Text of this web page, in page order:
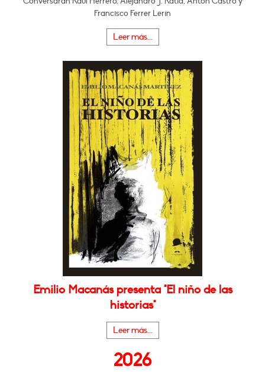
Francisco Ferrer Lerín
Leer más...
Emilio Macanás presenta "El niño de las
historias"
Leer más...
2026